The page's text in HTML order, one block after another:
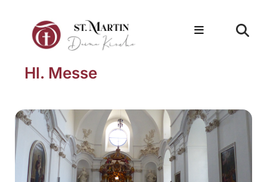
Hl. Messe